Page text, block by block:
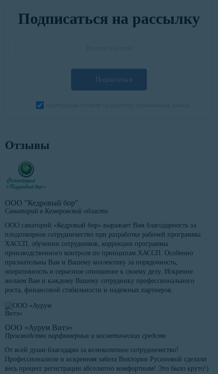
Подписаться на рассылку
Подписаться
Отзывы
ООО "Кедровый бор"
Санаторий в Кемеровской области
ООО санаторий «Кедровый бор» выражает Вам благодарность за
плодотворное сотрудничество при разработке рабочей программы
ХАССП, обучении сотрудников, коррекции программы
производственного контроля по принципам ХАССП. Особенно
признательны Вам и Вашему коллективу за порядочность,
оперативность и серьезное отношение к своему делу. Искренне
желаем Вам и каждому Вашему сотруднику профессионального
роста, финансовой стабильности и надежных партнеров.
ООО «Аурум Витэ»
Производство парфюмерных и косметических средств
От всей души благодарю за великолепное сотрудничество!
Профессионализм и искренняя забота Виктории Русиновой сделали
весь процесс регистрации абсолютно комфортным! Это было круто!)